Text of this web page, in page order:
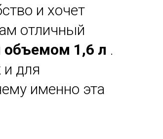
и хочет
отличный
объемом 1,6 л .
и для
именно эта